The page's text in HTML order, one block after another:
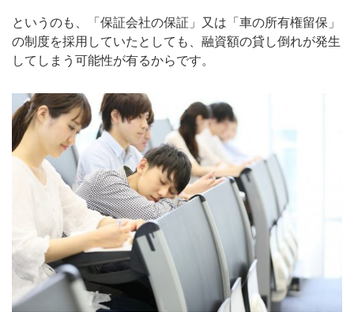
というのも、「保証会社の保証」又は「車の所有権留保」
の制度を採用していたとしても、融資額の貸し倒れが発生
してしまう可能性が有るからです。